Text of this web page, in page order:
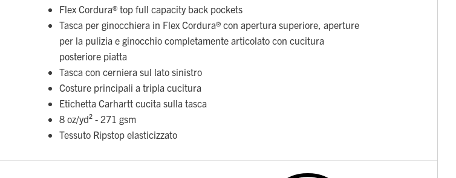
Flex Cordura® top full capacity back pockets
Tasca per ginocchiera in Flex Cordura® con apertura superiore, aperture
per la pulizia e ginocchio completamente articolato con cucitura
posteriore piatta
Tasca con cerniera sul lato sinistro
Costure principali a tripla cucitura
Etichetta Carhartt cucita sulla tasca
8 oz/yd² - 271 gsm
Tessuto Ripstop elasticizzato